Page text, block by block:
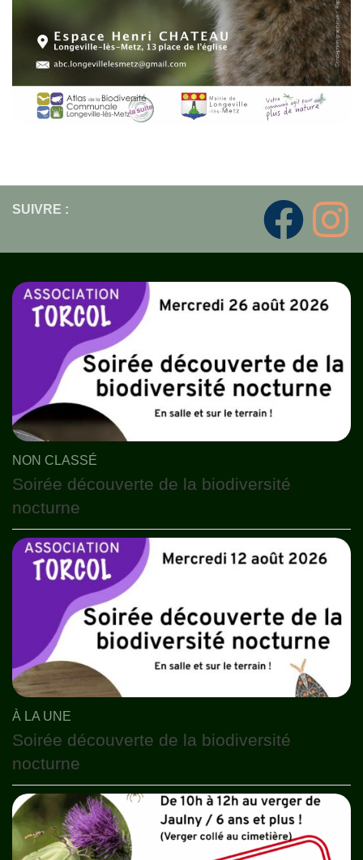
SUIVRE :
NON CLASSÉ
Soirée découverte de la biodiversité
nocturne
À LA UNE
Soirée découverte de la biodiversité
nocturne